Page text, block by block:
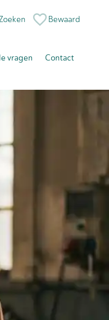
Bewaard
vragen Contact